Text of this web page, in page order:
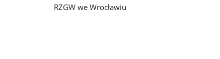
RZGW we Wrocławiu